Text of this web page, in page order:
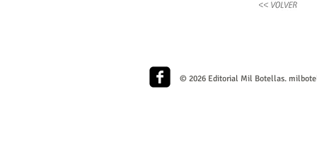
© 2026 Editorial Mil Botellas.